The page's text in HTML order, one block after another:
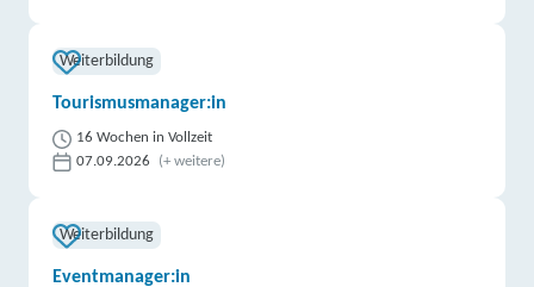
Weiterbildung
Tourismusmanager:in
16 Wochen in Vollzeit
07.09.2026
(+ weitere)
Weiterbildung
Eventmanager:in